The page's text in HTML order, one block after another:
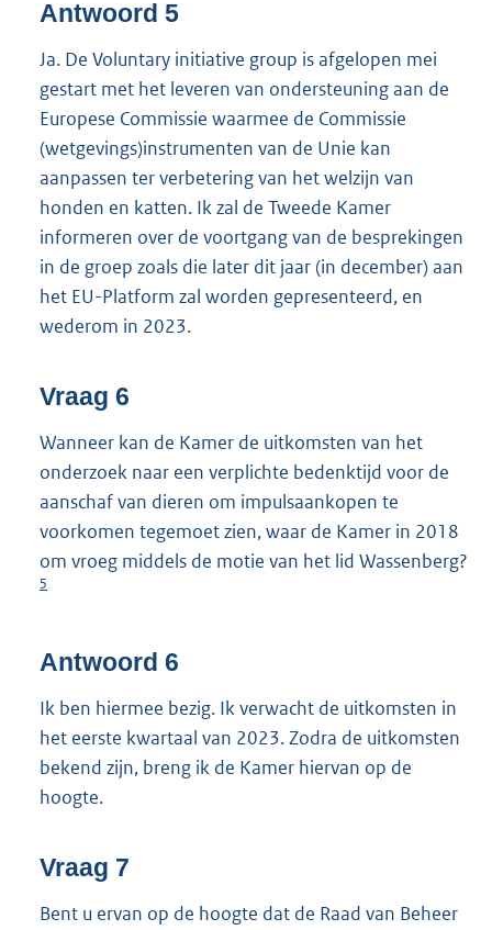
Antwoord 5
Ja. De Voluntary initiative group is afgelopen mei
gestart met het leveren van ondersteuning aan de
Europese Commissie waarmee de Commissie
(wetgevings)instrumenten van de Unie kan
aanpassen ter verbetering van het welzijn van
honden en katten. Ik zal de Tweede Kamer
informeren over de voortgang van de besprekingen
in de groep zoals die later dit jaar (in december) aan
het EU-Platform zal worden gepresenteerd, en
wederom in 2023.
Vraag 6
Wanneer kan de Kamer de uitkomsten van het
onderzoek naar een verplichte bedenktijd voor de
aanschaf van dieren om impulsaankopen te
voorkomen tegemoet zien, waar de Kamer in 2018
om vroeg middels de motie van het lid Wassenberg?
5
Antwoord 6
Ik ben hiermee bezig. Ik verwacht de uitkomsten in
het eerste kwartaal van 2023. Zodra de uitkomsten
bekend zijn, breng ik de Kamer hiervan op de
hoogte.
Vraag 7
Bent u ervan op de hoogte dat de Raad van Beheer